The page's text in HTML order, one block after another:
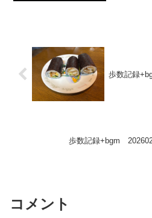
歩数記録
歩数記録+bgm
コメント